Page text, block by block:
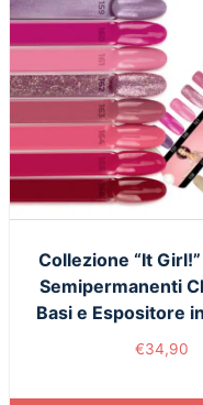
Collezione “It
Semipermanenti
Basi e Espositore
€34,90